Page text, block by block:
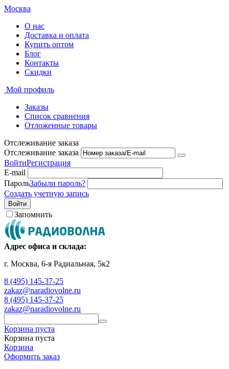
Москва
О нас
Доставка и оплата
Купить оптом
Блог
Контакты
Скидки
Мой профиль
Заказы
Список сравнения
Отложенные товары
Отслеживание заказа
Отслеживание заказа
ВойтиРегистрация
E-mail
ПарольЗабыли пароль?
Создать учетную запись
Войти
Запомнить
Адрес офиса и склада:
г. Москва, 6-я Радиальная, 5к2
8 (495) 145-37-25
zakaz@naradiovolne.ru
8 (495) 145-37-25
zakaz@naradiovolne.ru
Корзина пуста
Корзина пуста
Корзина
Оформить заказ